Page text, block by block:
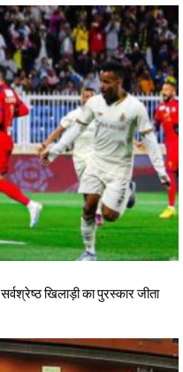
खिलाड़ी का पुरस्कार जीता